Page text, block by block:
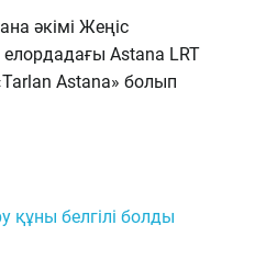
әкімі Жеңіс
Astana LRT
Astana» болып
құны белгілі болды